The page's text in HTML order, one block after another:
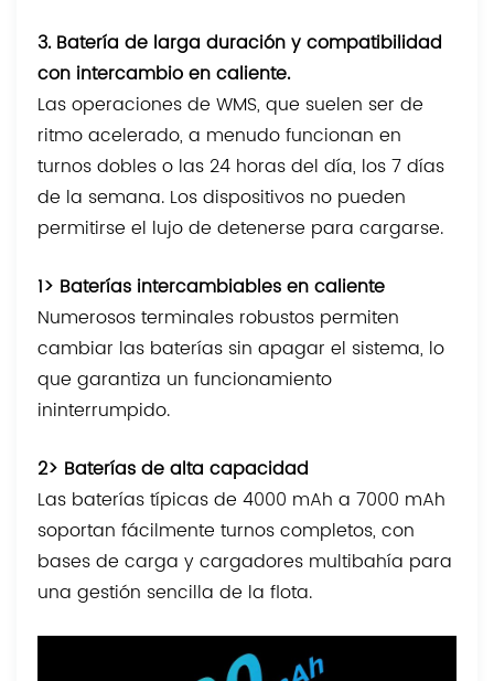
3. Batería de larga duración y compatibilidad
con intercambio en caliente.
Las operaciones de WMS, que suelen ser de
ritmo acelerado, a menudo funcionan en
turnos dobles o las 24 horas del día, los 7 días
de la semana. Los dispositivos no pueden
permitirse el lujo de detenerse para cargarse.
1> Baterías intercambiables en caliente
Numerosos terminales robustos permiten
cambiar las baterías sin apagar el sistema, lo
que garantiza un funcionamiento
ininterrumpido.
2> Baterías de alta capacidad
Las baterías típicas de 4000 mAh a 7000 mAh
soportan fácilmente turnos completos, con
bases de carga y cargadores multibahía para
una gestión sencilla de la flota.